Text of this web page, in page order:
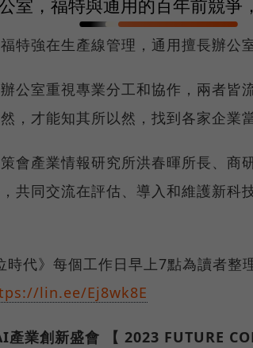
室，福特與通用的百年前競爭
特強在生產線管理，通用擅長辦公
公室重視專業分工和協作，兩者皆
，才能知其所以然，找到各家企業
會產業情報研究所洪春暉所長、商
共同交流在評估、導入和維護新科
代》每個工作日早上7點為讀者整
lin.ee/Ej8wk8E
業創新盛會 【 2023 FUTURE